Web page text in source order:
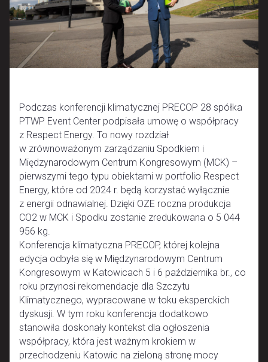
Podczas konferencji klimatycznej PRECOP 28 spółka
PTWP Event Center podpisała umowę o współpracy
z Respect Energy. To nowy rozdział
w zrównoważonym zarządzaniu Spodkiem i
Międzynarodowym Centrum Kongresowym (MCK) –
pierwszymi tego typu obiektami w portfolio Respect
Energy, które od 2024 r. będą korzystać wyłącznie
z energii odnawialnej. Dzięki OZE roczna produkcja
CO2 w MCK i Spodku zostanie zredukowana o 5 044
956 kg.
Konferencja klimatyczna PRECOP, której kolejna
edycja odbyła się w Międzynarodowym Centrum
Kongresowym w Katowicach 5 i 6 października br., co
roku przynosi rekomendacje dla Szczytu
Klimatycznego, wypracowane w toku eksperckich
dyskusji. W tym roku konferencja dodatkowo
stanowiła doskonały kontekst dla ogłoszenia
współpracy, która jest ważnym krokiem w
przechodzeniu Katowic na zieloną stronę mocy